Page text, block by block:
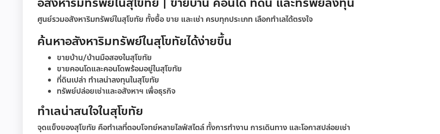
ศูนย์รวมอสังหาริมทรัพย์ในสุโขทัย ทั้งซื้อ ขาย และเช่า ครบทุกประเภท เลือกทำเลได้ตรงใจ
ค้นหาอสังหาริมทรัพย์ในสุโขทัยได้ง่ายขึ้น
ขายบ้าน/บ้านมือสองในสุโขทัย
ขายคอนโดและคอนโดพร้อมอยู่ในสุโขทัย
ที่ดินเปล่า ทำเลน่าลงทุนในสุโขทัย
ทรัพย์ปล่อยเช่าและอสังหาฯ เพื่อธุรกิจ
ทำเลน่าสนใจในสุโขทัย
จุดแข็งของสุโขทัย คือทำเลที่ตอบโจทย์หลายไลฟ์สไตล์ ทั้งการทำงาน การเดินทาง และโอกาสปล่อยเช่า